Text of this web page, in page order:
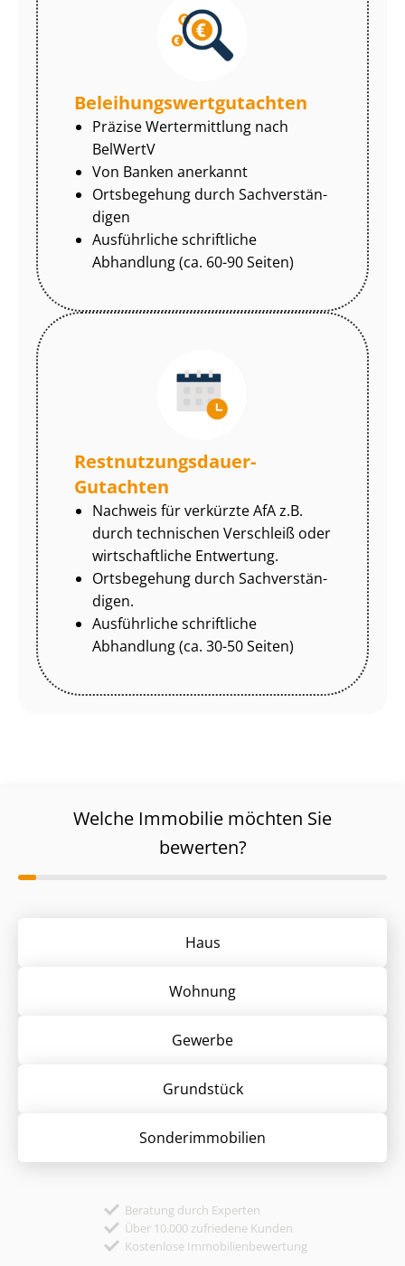
Be­lei­hungs­wert­gut­ach­ten
Präzise Wertermittlung nach
BelWertV
Von Banken anerkannt
Ortsbegehung durch Sach­ver­stän­
di­gen
Ausführliche schriftliche
Abhandlung (ca. 60-90 Seiten)
Rest­nut­zungs­dau­er-
Gutachten
Nachweis für verkürzte AfA z.B.
durch technischen Verschleiß oder
wirtschaftliche Entwertung.
Ortsbegehung durch Sach­ver­stän­
di­gen.
Ausführliche schriftliche
Abhandlung (ca. 30-50 Seiten)
Welche Immobilie möchten Sie
bewerten?
Haus
Wohnung
Gewerbe
Grund­stück
Sonder­immobilien
Beratung durch Experten
Über 10.000 zufriedene Kunden
Kostenlose Immobilienbewertung